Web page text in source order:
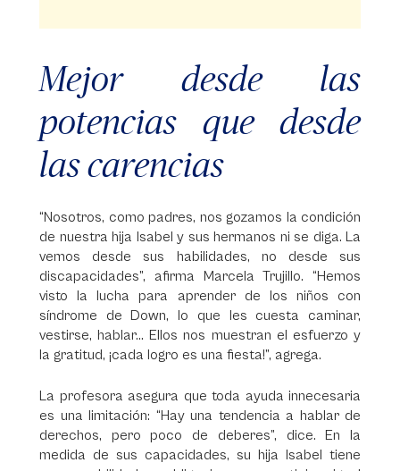
Mejor desde las
potencias que desde
las carencias
“Nosotros, como padres, nos gozamos la condición
de nuestra hija Isabel y sus hermanos ni se diga. La
vemos desde sus habilidades, no desde sus
discapacidades”, afirma Marcela Trujillo. “Hemos
visto la lucha para aprender de los niños con
síndrome de Down, lo que les cuesta caminar,
vestirse, hablar... Ellos nos muestran el esfuerzo y
la gratitud, ¡cada logro es una fiesta!”, agrega.
La profesora asegura que toda ayuda innecesaria
es una limitación: “Hay una tendencia a hablar de
derechos, pero poco de deberes”, dice. En la
medida de sus capacidades, su hija Isabel tiene